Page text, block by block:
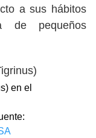
a sus hábitos
de pequeños
en el